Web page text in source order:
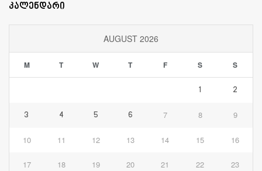
კალენდარი
AUGUST 2026
M T W T F S S
1 2
3 4 5 6 7 8 9
10 11 12 13 14 15 16
17 18 19 20 21 22 23